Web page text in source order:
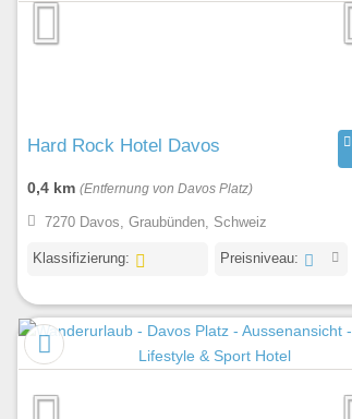
Hard Rock Hotel Davos
0,4 km (Entfernung von Davos Platz)
7270 Davos, Graubünden, Schweiz
Klassifizierung: Preisniveau: